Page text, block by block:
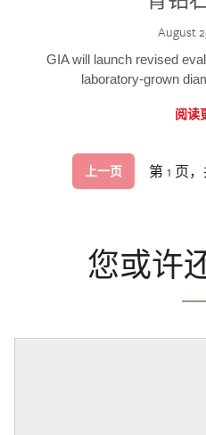
August
GIA will launch revised
laboratory-grown
阅读
上一页 第 1 页
您或许